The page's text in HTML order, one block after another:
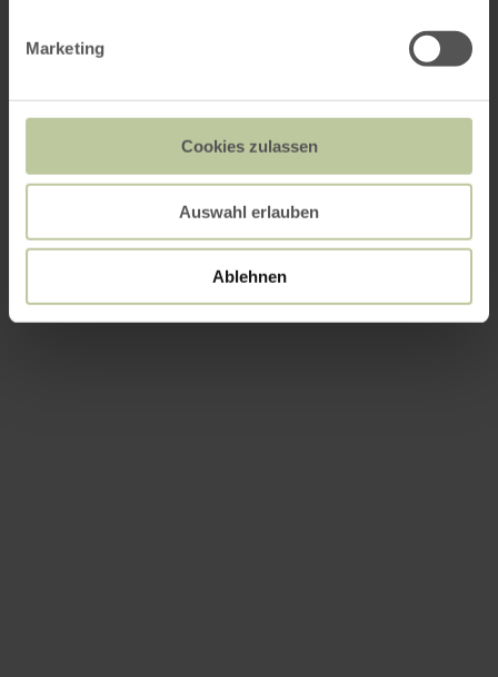
Marketing
Cookies zulassen
Auswahl erlauben
Ablehnen